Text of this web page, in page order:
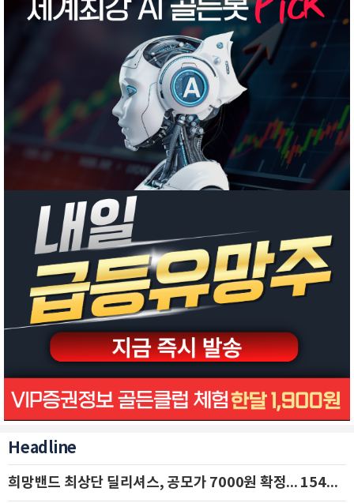
Headline
희망밴드 최상단 딜리셔스, 공모가 7000원 확정... 154억 규모 IPO 돌입